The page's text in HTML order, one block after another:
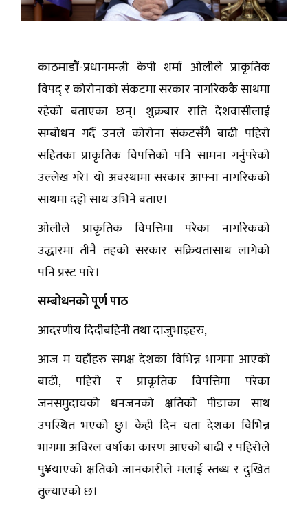
काठमाडौं-प्रधानमन्त्री केपी शर्मा ओलीले प्राकृतिक
विपद् र कोरोनाको संकटमा सरकार नागरिककै साथमा
रहेको बताएका छन्। शुक्रबार राति देशवासीलाई
सम्बोधन गर्दै उनले कोरोना संकटसँगै बाढी पहिरो
सहितका प्राकृतिक विपत्तिको पनि सामना गर्नुपरेको
उल्लेख गरे। यो अवस्थामा सरकार आफ्ना नागरिकको
साथमा दह्रो साथ उभिने बताए।
ओलीले प्राकृतिक विपत्तिमा परेका नागरिकको
उद्धारमा तीनै तहको सरकार सक्रियतासाथ लागेको
पनि प्रस्ट पारे।
सम्बोधनको पूर्ण पाठ
आदरणीय दिदीबहिनी तथा दाजुभाइहरु,
आज म यहाँहरु समक्ष देशका विभिन्न भागमा आएको
बाढी, पहिरो र प्राकृतिक विपत्तिमा परेका
जनसमुदायको धनजनको क्षतिको पीडाका साथ
उपस्थित भएको छु। केही दिन यता देशका विभिन्न
भागमा अविरल वर्षाका कारण आएको बाढी र पहिरोले
पु¥याएको क्षतिको जानकारीले मलाई स्तब्ध र दुखित
तुल्याएको छ।